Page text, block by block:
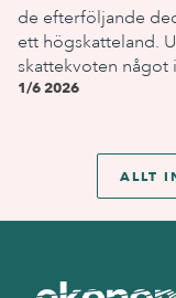
de efterföljande
ett högskatteland.
skattekvoten något
1/6 2026
ALLT